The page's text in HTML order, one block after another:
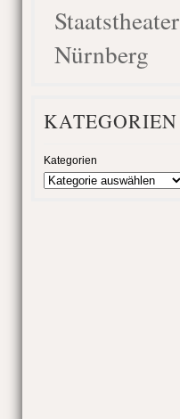
Staatstheater
Nürnberg
KATEGORIEN
Kategorien